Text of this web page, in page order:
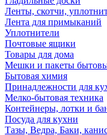
Ленты, скотчи,
Лента для примыканий
Уплотнители
Почтовые ящики
Товары для дома
Мешки и пакеты
Бытовая химия
Принадлежности для
Мелко-бытовая техника
Контейнеры, лотки и
Посуда для кухни
Тазы, Ведра, Баки,